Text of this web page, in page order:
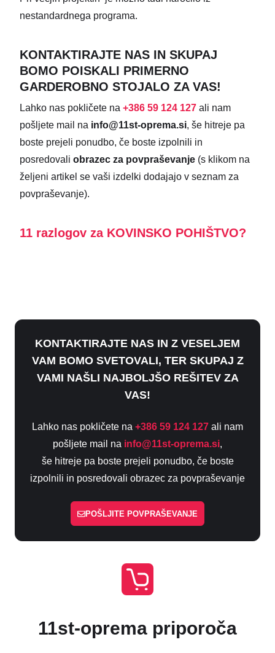
nestandardnega programa.
KONTAKTIRAJTE NAS IN SKUPAJ
BOMO POISKALI PRIMERNO
GARDEROBNO STOJALO ZA VAS!
Lahko nas pokličete na +386 59 124 127 ali nam
pošljete mail na info@11st-oprema.si, še hitreje pa
boste prejeli ponudbo, če boste izpolnili in
posredovali obrazec za povpraševanje (s klikom na
željeni artikel se vaši izdelki dodajajo v seznam za
povpraševanje).
11 razlogov za KOVINSKO POHIŠTVO?
KONTAKTIRAJTE NAS IN Z VESELJEM
VAM BOMO SVETOVALI, TER SKUPAJ Z
VAMI NAŠLI NAJBOLJŠO REŠITEV ZA
VAS!
Lahko nas pokličete na +386 59 124 127 ali nam
pošljete mail na info@11st-oprema.si,
še hitreje pa boste prejeli ponudbo, če boste
izpolnili in posredovali obrazec za povpraševanje
POŠLJITE POVPRAŠEVANJE
11st-oprema priporoča